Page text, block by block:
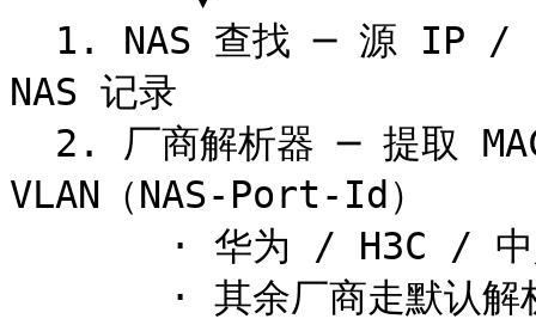
NAS 记录
VLAN（NAS-Port-Id）